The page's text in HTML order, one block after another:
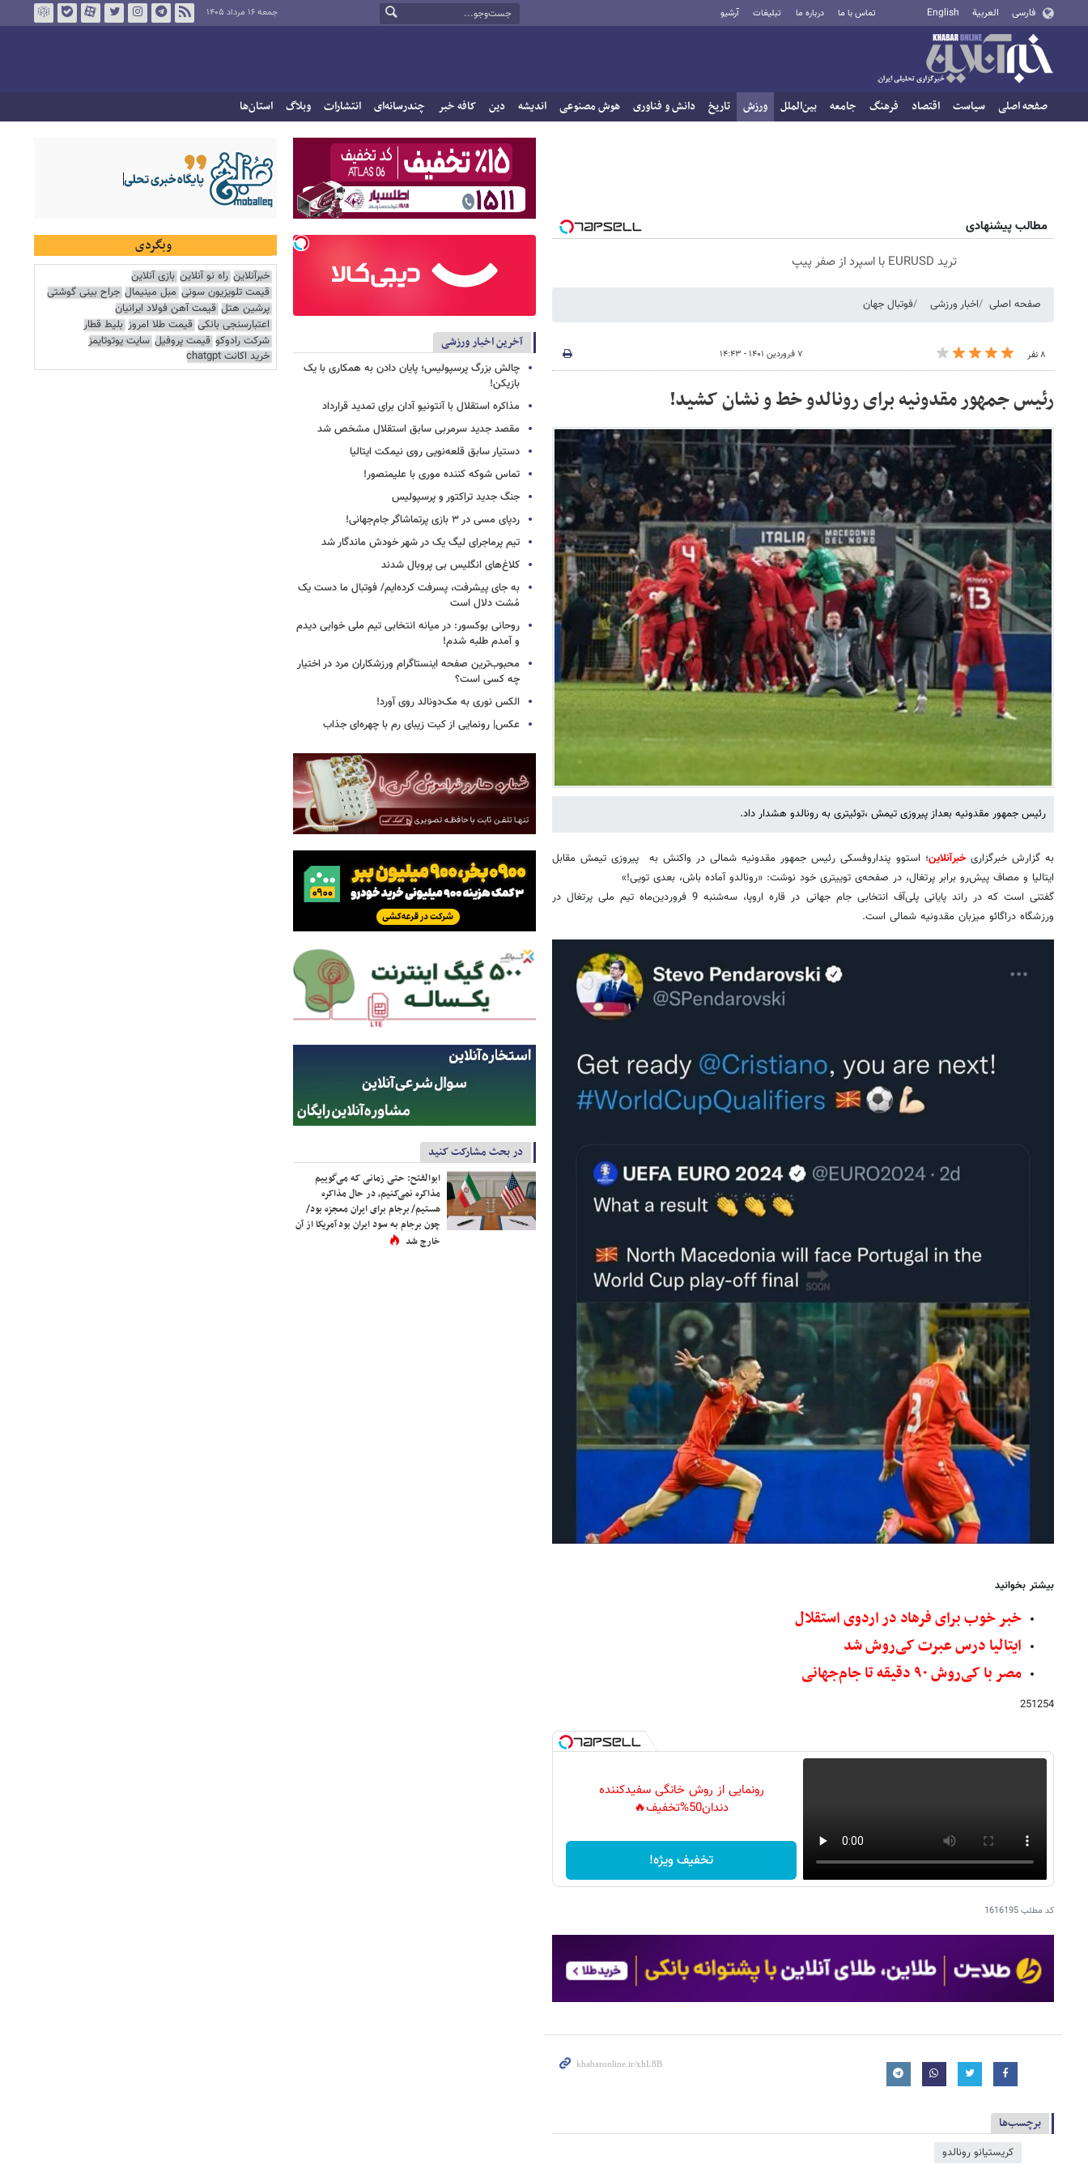
فارسی العربية English تماس با ما درباره ما تبلیغات آرشیو جمعه ۱۶ مرداد ۱۴۰۵
صفحه اصلی سیاست اقتصاد فرهنگ جامعه بین‌الملل ورزش تاریخ دانش و فناوری هوش مصنوعی اندیشه دین کافه خبر چندرسانه‌ای انتشارات وبلاگ استان‌ها
مطالب پیشنهادی
ترید EURUSD با اسپرد از صفر پیپ
صفحه اصلی اخبار ورزشی فوتبال جهان
۸ نفر ۷ فروردین ۱۴۰۱ - ۱۴:۴۳
رئیس جمهور مقدونیه برای رونالدو خط و نشان کشید!
رئیس جمهور مقدونیه بعداز پیروزی تیمش ،توئیتری به رونالدو هشدار داد.
به گزارش خبرگزاریخبرآنلاین؛ استوو پنداروفسکی رئیس جمهور مقدونیه شمالی در واکنش به پیروزی تیمش مقابل
ایتالیا و مصاف پیش‌رو برابر پرتغال، در صفحه‌ی توییتری خود نوشت: «رونالدو آماده باش، بعدی تویی!»
گفتنی است که در راند پایانی پلی‌آف انتخابی جام جهانی در قاره اروپا، سه‌شنبه 9 فروردین‌ماه تیم ملی پرتغال در
ورزشگاه دراگائو میزبان مقدونیه شمالی است.
بیشتر بخوانید
خبر خوب برای فرهاد در اردوی استقلال
ایتالیا درس عبرت کی‌روش شد
مصر با کی‌روش ۹۰ دقیقه تا جام‌جهانی
251254
رونمایی از روش خانگی سفیدکننده
دندان50%تخفیف🔥
تخفیف ویژه!
کد مطلب1616195
برچسب‌ها
کریستیانو رونالدو
آخرین اخبار ورزشی
چالش بزرگ پرسپولیس؛ پایان دادن به همکاری با یک
بازیکن!
مذاکره استقلال با آنتونیو آدان برای تمدید قرارداد
مقصد جدید سرمربی سابق استقلال مشخص شد
دستیار سابق قلعه‌نویی روی نیمکت ایتالیا
تماس شوکه کننده موری با علیمنصور!
جنگ جدید تراکتور و پرسپولیس
ردپای مسی در ۳ بازی پرتماشاگر جام‌جهانی!
تیم پرماجرای لیگ یک در شهر خودش ماندگار شد
کلاغ‌های انگلیس بی پروبال شدند
به جای پیشرفت، پسرفت کرده‌ایم/ فوتبال ما دست یک
مُشت دلال است
روحانی بوکسور: در میانه انتخابی تیم ملی خوابی دیدم
و آمدم طلبه شدم!
محبوب‌ترین صفحه اینستاگرام ورزشکاران مرد در اختیار
چه کسی است؟
الکس نوری به مک‌دونالد روی آورد!
عکس| رونمایی از کیت زیبای رم با چهره‌ای جذاب
در بحث مشارکت کنید
ابوالفتح: حتی زمانی که می‌گوییم
مذاکره نمی‌کنیم، در حال مذاکره
هستیم/ برجام برای ایران معجزه بود/
چون برجام به سود ایران بود آمریکا از آن
خارج شد
وبگردی
خبرآنلاین راه نو آنلاین بازی آنلاین
قیمت تلویزیون سونی مبل مینیمال جراح بینی گوشتی
پرشین هتل قیمت آهن فولاد ایرانیان
اعتبارسنجی بانکی قیمت طلا امروز بلیط قطار
شرکت رادوکو قیمت پروفیل سایت یوتوتایمز
خرید اکانت chatgpt